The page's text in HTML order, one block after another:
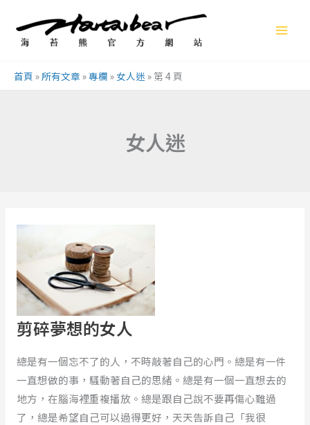
首頁 »所有文章 »專欄 » 女人迷 » 第 4 頁
女人迷
剪碎夢想的女人
總是有一個忘不了的人，不時敲著自己的心門。總是有一件
一直想做的事，騷動著自己的思緒。總是有一個一直想去的
地方，在腦海裡重複播放。總是跟自己說不要再傷心難過
了，總是希望自己可以過得更好，天天告訴自己「我很
想
的
人